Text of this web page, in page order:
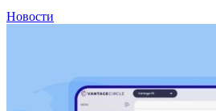
Новости